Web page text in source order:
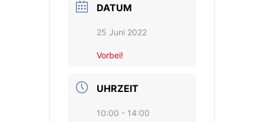
DATUM
25 Juni 2022
Vorbei!
UHRZEIT
10:00 - 14:00